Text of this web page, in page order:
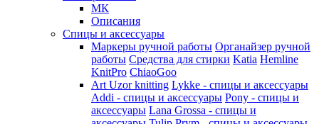
МК
Описания
Спицы и аксессуары
Маркеры ручной работы Органайзер ручной
работы Средства для стирки Katia Hemline
KnitPro ChiaoGoo
Art Uzor knitting Lykke - спицы и аксессуары
Addi - спицы и аксессуары Pony - спицы и
аксессуары Lana Grossa - спицы и